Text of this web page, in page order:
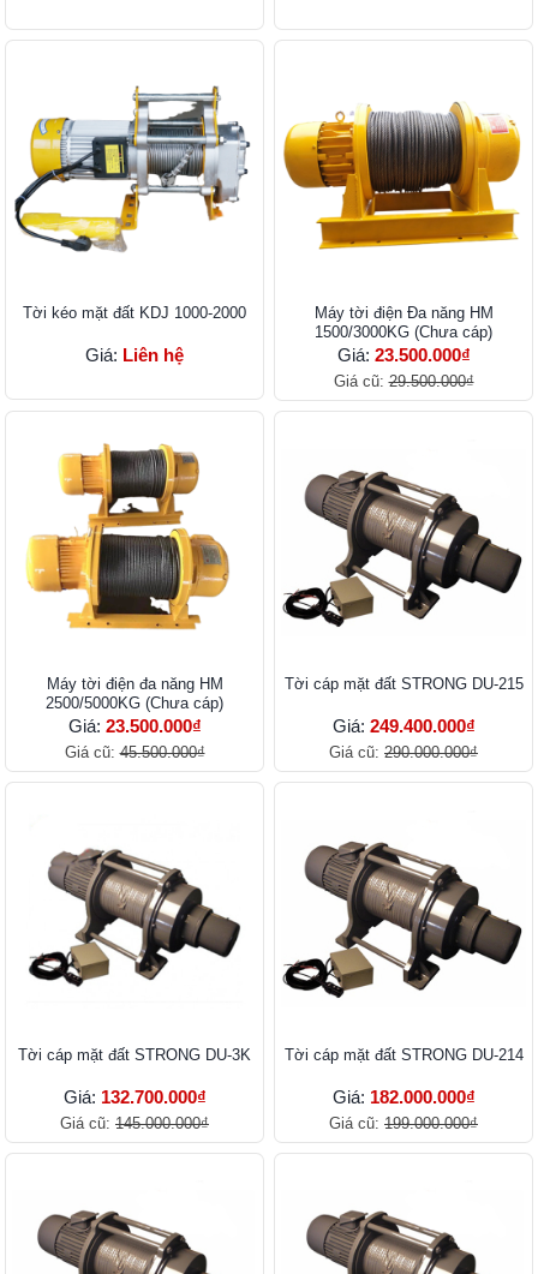
Tời kéo mặt đất KDJ 1000-2000
Giá: Liên hệ
Máy tời điện Đa năng HM
1500/3000KG (Chưa cáp)
Giá: 23.500.000₫
Giá cũ:29.500.000₫
Máy tời điện đa năng HM
2500/5000KG (Chưa cáp)
Giá: 23.500.000₫
Giá cũ:45.500.000₫
Tời cáp mặt đất STRONG DU-215
Giá: 249.400.000₫
Giá cũ: 290.000.000₫
Tời cáp mặt đất STRONG DU-3K
Giá: 132.700.000₫
Giá cũ: 145.000.000₫
Tời cáp mặt đất STRONG DU-214
Giá: 182.000.000₫
Giá cũ: 199.000.000₫